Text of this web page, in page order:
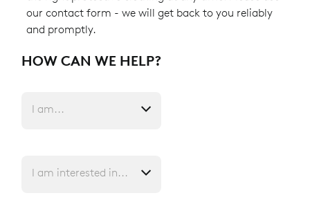
our contact form - we will get back to you reliably
and promptly.
HOW CAN WE HELP?
I am...
I am interested in...